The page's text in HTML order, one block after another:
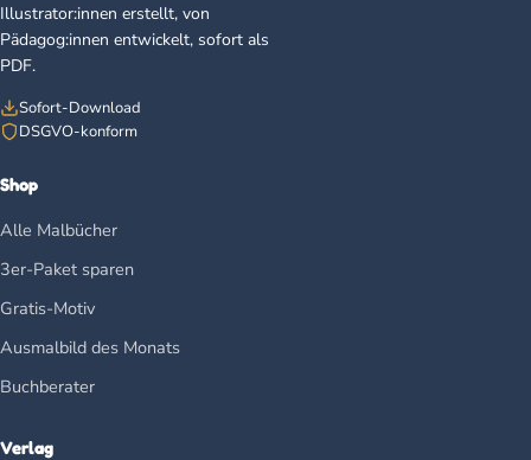
Illustrator:innen erstellt, von
Pädagog:innen entwickelt, sofort als
PDF.
Sofort-Download
DSGVO-konform
Shop
Alle Malbücher
3er-Paket sparen
Gratis-Motiv
Ausmalbild des Monats
Buchberater
Verlag